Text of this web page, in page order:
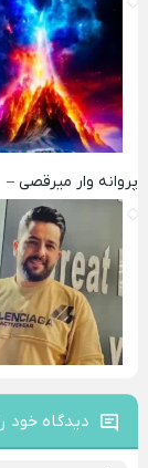
پروانه وار میرقصی –
دیدگاه خود